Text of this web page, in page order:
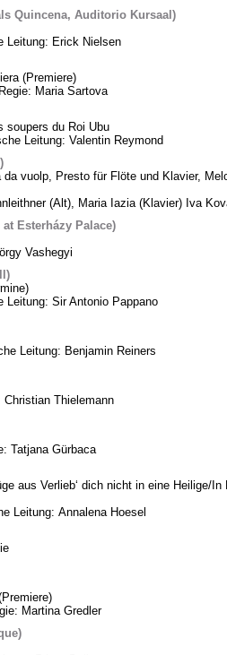
Quincena, Auditorio Kursaal)
Leitung: Erick Nielsen
(Premiere)
Maria Sartova
soupers du Roi Ubu
Leitung: Valentin Reymond
vuolp, Presto für Flöte und Klavier,
(Alt), Maria Iazia (Klavier) Iva
Esterházy Palace)
Vashegyi
Leitung: Sir Antonio Pappano
Leitung: Benjamin Reiners
Thielemann
Tatjana Gürbaca
aus Verlieb‘ dich nicht in eine Heilige/In
Leitung: Annalena Hoesel
Martina Gredler